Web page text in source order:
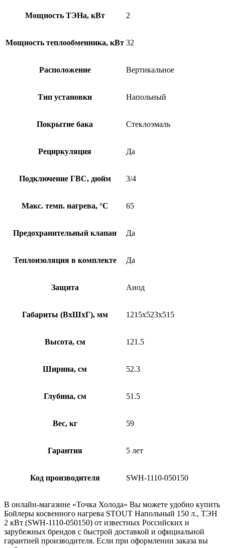
Мощность ТЭНа, кВт 2
Мощность теплообменника, кВт 32
Расположение Вертикальное
Тип установки Напольный
Покрытие бака Стеклоэмаль
Рециркуляция Да
Подключение ГВС, дюйм 3/4
Макс. темп. нагрева, °С 65
Предохранительный клапан Да
Теплоизоляция в комплекте Да
Защита Анод
Габариты (ВхШхГ), мм 1215x523x515
Высота, см 121.5
Ширина, см 52.3
Глубина, см 51.5
Вес, кг 59
Гарантия 5 лет
Код производителя SWH-1110-050150
В онлайн-магазине «Точка Холода» Вы можете удобно купить
Бойлеры косвенного нагрева STOUT Напольный 150 л., ТЭН
2 кВт (SWH-1110-050150) от известных Российских и
зарубежных брендов с быстрой доставкой и официальной
гарантией производителя. Если при оформлении заказа вы